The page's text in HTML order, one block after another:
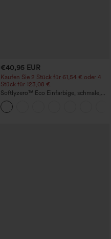
€40,95 EUR
Kaufen Sie 2 Stück für 61,54 € oder 4
Stück für 123,08 €.
Softlyzero™ Eco Einfarbige, schmale,
hoch taillierte Wanderhose mit
mehreren Taschen